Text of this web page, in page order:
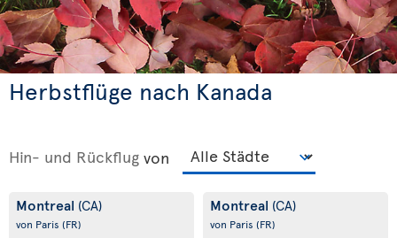
Herbstflüge nach Kanada
Hin- und Rückflug von
Montreal (CA)
von Paris (FR)
Montreal (CA)
von Paris (FR)